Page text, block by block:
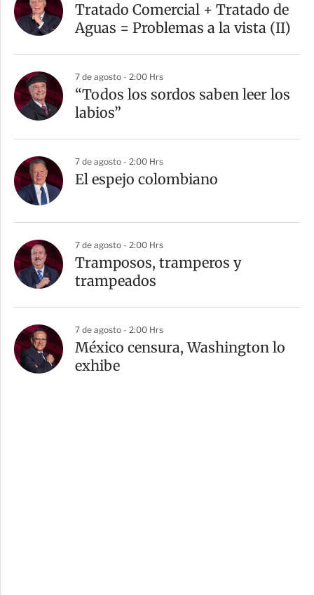
Tratado Comercial + Tratado de
Aguas = Problemas a la vista (II)
7 de agosto - 2:00 Hrs
“Todos los sordos saben leer los
labios”
7 de agosto - 2:00 Hrs
El espejo colombiano
7 de agosto - 2:00 Hrs
Tramposos, tramperos y
trampeados
7 de agosto - 2:00 Hrs
México censura, Washington lo
exhibe